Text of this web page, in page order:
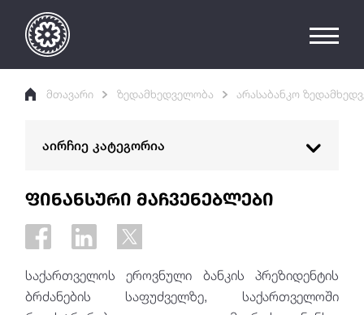
მთავარი ზედამხედველობა არასაბანკო
აირჩიე კატეგორია
არასაბანკო ზედამხედველობა
საქართველოში რეგისტრირებული
არასაბანკო დაწესებულებები
ლიკვიდაციის პროცესში მყოფი არასაბანკო
ფინანსური მაჩვენებლები
საქართველოს ეროვნული ბანკის პრეზიდენტის
ბრძანების საფუძველზე, საქართველოში